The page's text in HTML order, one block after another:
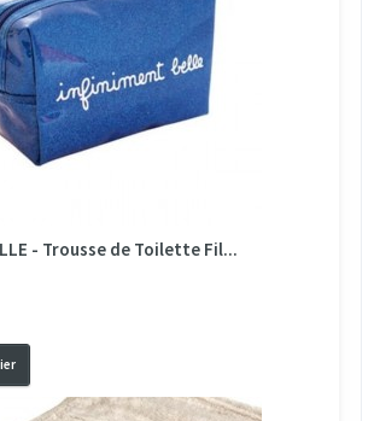
- Trousse de Toilette Fil...